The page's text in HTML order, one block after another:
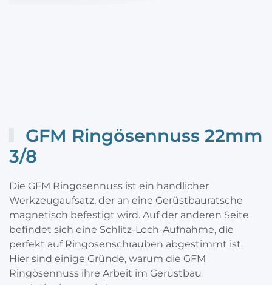
GFM Ringösennuss 22mm
3/8
Die GFM Ringösennuss ist ein handlicher
Werkzeugaufsatz, der an eine Gerüstbauratsche
magnetisch befestigt wird. Auf der anderen Seite
befindet sich eine Schlitz-Loch-Aufnahme, die
perfekt auf Ringösenschrauben abgestimmt ist.
Hier sind einige Gründe, warum die GFM
Ringösennuss ihre Arbeit im Gerüstbau